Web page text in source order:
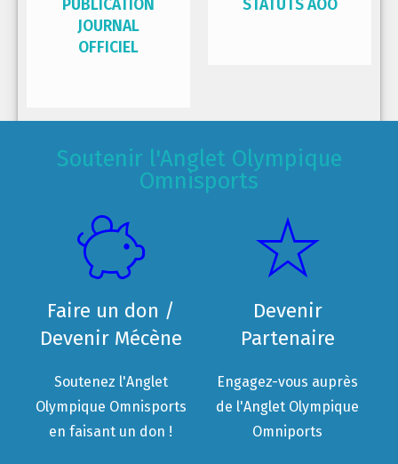
PUBLICATION
JOURNAL
OFFICIEL
STATUTS AOO
Soutenir l'Anglet Olympique
Omnisports
Faire un don /
Devenir Mécène
Soutenez l'Anglet
Olympique Omnisports
en faisant un don !
Devenir
Partenaire
Engagez-vous auprès
de l'Anglet Olympique
Omniports